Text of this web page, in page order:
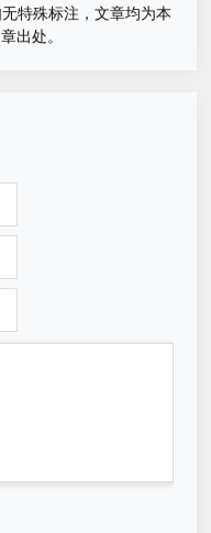
特殊标注，文章均为本
出处。